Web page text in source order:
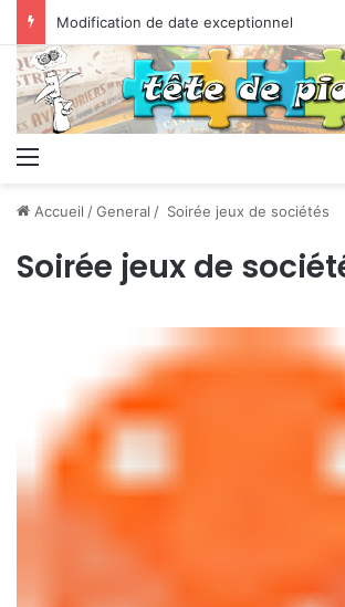
Modification de date exceptionnel
Menu
Accueil /General / Soirée jeux de sociétés
Soirée jeux de